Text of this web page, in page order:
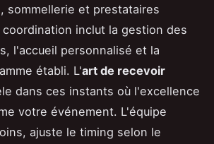
sommellerie et prestataires
inclut la gestion des
l'accueil personnalisé et la
établi. L'art de recevoir
dans ces instants où l'excellence
votre événement. L'équipe
ajuste le timing selon le